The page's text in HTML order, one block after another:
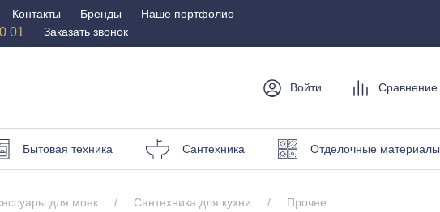
Контакты Бренды Наше портфолио
01 Заказать звонок
Войти Сравнение
Бытовая техника Сантехника Отделочные материалы
стулья
спальни
для моек Сантехника для кухни
Прочее